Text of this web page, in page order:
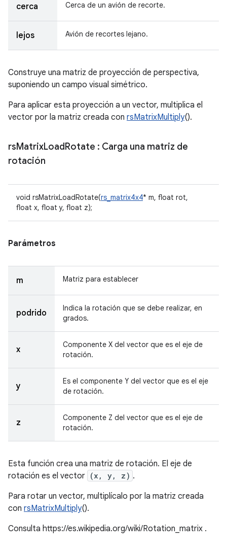
cerca Cerca de un avión de recorte.
lejos Avión de recortes lejano.
Construye una matriz de proyección de perspectiva,
suponiendo un campo visual simétrico.
Para aplicar esta proyección a un vector, multiplica el
vector por la matriz creada con rsMatrixMultiply().
rsMatrixLoad Rotate : Carga una matriz de
rotación
void rsMatrixLoadRotate(rs_matrix4x4* m, float rot,
float x, float y, float z);
Parámetros
m Matriz para establecer
podrido
Indica la rotación que se debe realizar, en
grados.
x
Componente X del vector que es el eje de
rotación.
y
Es el componente Y del vector que es el eje
de rotación.
z
Componente Z del vector que es el eje de
rotación.
Esta función crea una matriz de rotación. El eje de
rotación es el vector (x, y, z) .
Para rotar un vector, multiplícalo por la matriz creada
con rsMatrixMultiply().
Consulta https://es.wikipedia.org/wiki/Rotation_matrix .